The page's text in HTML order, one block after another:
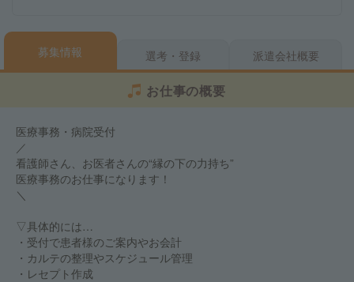
募集情報 選考・登録 派遣会社概要
お仕事の概要
医療事務・病院受付
／
看護師さん、お医者さんの“縁の下の力持ち”
医療事務のお仕事になります！
＼
▽具体的には…
・受付で患者様のご案内やお会計
・カルテの整理やスケジュール管理
・レセプト作成